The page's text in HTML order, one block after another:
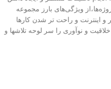
ویژگی‌های بارز مجموعه
و اینترنت و راحت تر شدن کارها
و نوآوری را سر لوحه تلاشها و